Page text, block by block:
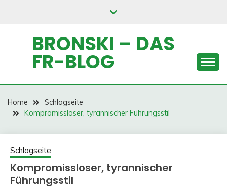
BRONSKI – DAS
FR-BLOG
Home
Schlagseite
Kompromissloser, tyrannischer Führungsstil
Schlagseite
Kompromissloser, tyrannischer
Führungsstil